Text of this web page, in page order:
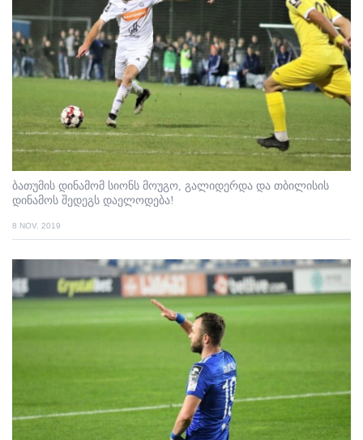
ბათუმის დინამომ სიონს მოუგო, გალიდერდა და თბილისის
დინამოს შედეგს დაელოდება!
8 NOV. 2019